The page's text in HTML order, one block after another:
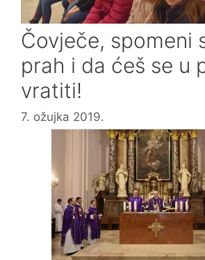
Čovječe, spomeni
prah i da ćeš se u
vratiti!
7. ožujka 2019.